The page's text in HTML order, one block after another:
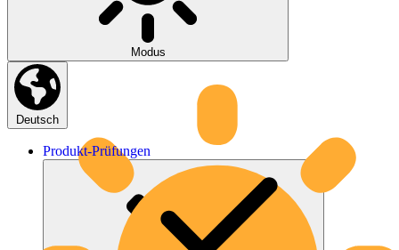
Modus
Deutsch
Produkt-Prüfungen